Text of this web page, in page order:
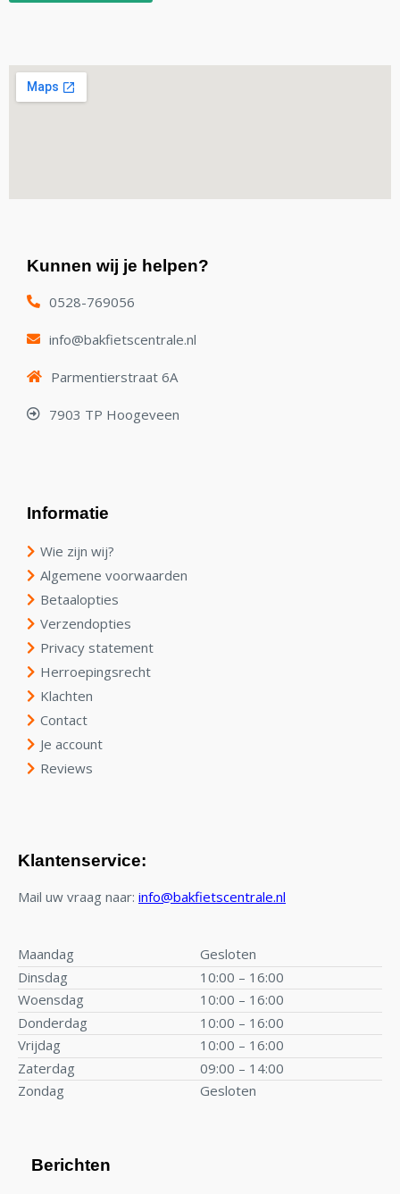
Kunnen wij je helpen?
0528-769056
info@bakfietscentrale.nl
Parmentierstraat 6A
7903 TP Hoogeveen
Informatie
Wie zijn wij?
Algemene voorwaarden
Betaalopties
Verzendopties
Privacy statement
Herroepingsrecht
Klachten
Contact
Je account
Reviews
Klantenservice:
Mail uw vraag naar: info@bakfietscentrale.nl
Maandag
Gesloten
Dinsdag
10:00 – 16:00
Woensdag
10:00 – 16:00
Donderdag
10:00 – 16:00
Vrijdag
10:00 – 16:00
Zaterdag
09:00 – 14:00
Zondag
Gesloten
Berichten